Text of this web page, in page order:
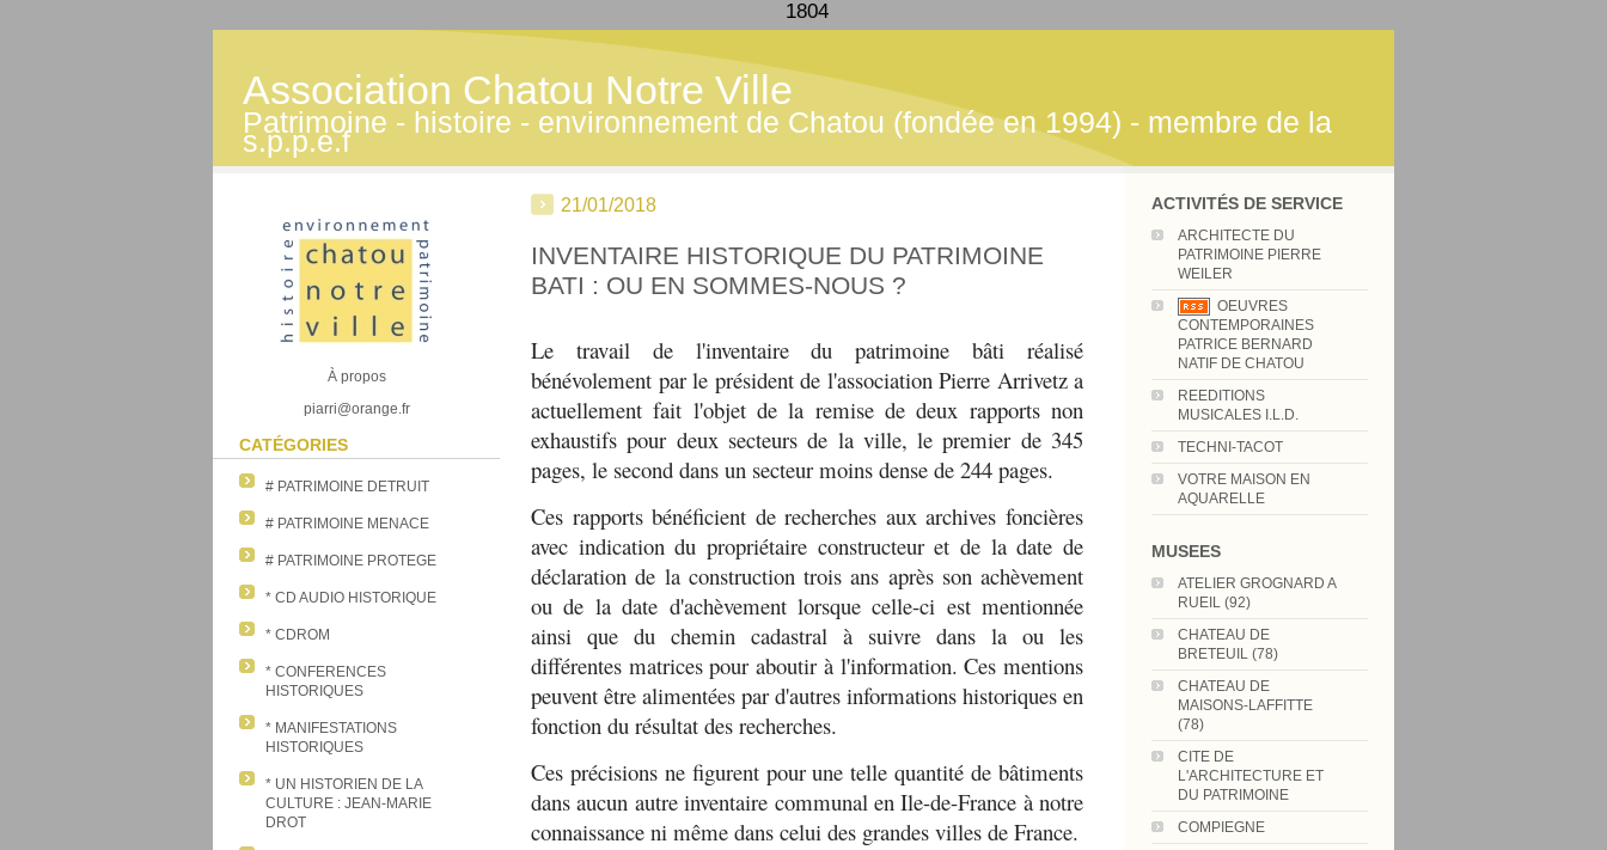
1804
Association Chatou Notre Ville
Patrimoine - histoire - environnement de Chatou (fondée en 1994) - membre de la
s.p.p.e.f
À propos
piarri@orange.fr
CATÉGORIES
# PATRIMOINE DETRUIT
# PATRIMOINE MENACE
# PATRIMOINE PROTEGE
* CD AUDIO HISTORIQUE
* CDROM
* CONFERENCES
HISTORIQUES
* MANIFESTATIONS
HISTORIQUES
* UN HISTORIEN DE LA
CULTURE : JEAN-MARIE
DROT
ACTIVITÉS DE SERVICE
ARCHITECTE DU
PATRIMOINE PIERRE
WEILER
OEUVRES
CONTEMPORAINES
PATRICE BERNARD
NATIF DE CHATOU
REEDITIONS
MUSICALES I.L.D.
TECHNI-TACOT
VOTRE MAISON EN
AQUARELLE
MUSEES
ATELIER GROGNARD A
RUEIL (92)
CHATEAU DE
BRETEUIL (78)
CHATEAU DE
MAISONS-LAFFITTE
(78)
CITE DE
L'ARCHITECTURE ET
DU PATRIMOINE
COMPIEGNE
21/01/2018
INVENTAIRE HISTORIQUE DU PATRIMOINE
BATI : OU EN SOMMES-NOUS ?
Le travail de l'inventaire du patrimoine bâti réalisé
bénévolement par le président de l'association Pierre Arrivetz a
actuellement fait l'objet de la remise de deux rapports non
exhaustifs pour deux secteurs de la ville, le premier de 345
pages, le second dans un secteur moins dense de 244 pages.
Ces rapports bénéficient de recherches aux archives foncières
avec indication du propriétaire constructeur et de la date de
déclaration de la construction trois ans après son achèvement
ou de la date d'achèvement lorsque celle-ci est mentionnée
ainsi que du chemin cadastral à suivre dans la ou les
différentes matrices pour aboutir à l'information. Ces mentions
peuvent être alimentées par d'autres informations historiques en
fonction du résultat des recherches.
Ces précisions ne figurent pour une telle quantité de bâtiments
dans aucun autre inventaire communal en Ile-de-France à notre
connaissance ni même dans celui des grandes villes de France.